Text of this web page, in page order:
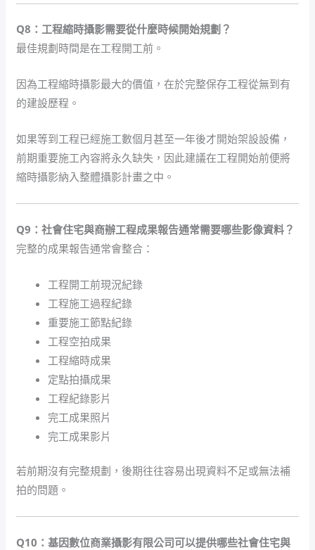
Q8：工程縮時攝影需要從什麼時候開始規劃？
最佳規劃時間是在工程開工前。
因為工程縮時攝影最大的價值，在於完整保存工程從無到有
的建設歷程。
如果等到工程已經施工數個月甚至一年後才開始架設設備，
前期重要施工內容將永久缺失，因此建議在工程開始前便將
縮時攝影納入整體攝影計畫之中。
Q9：社會住宅與商辦工程成果報告通常需要哪些影像資料？
完整的成果報告通常會整合：
工程開工前現況紀錄
工程施工過程紀錄
重要施工節點紀錄
工程空拍成果
工程縮時成果
定點拍攝成果
工程紀錄影片
完工成果照片
完工成果影片
若前期沒有完整規劃，後期往往容易出現資料不足或無法補
拍的問題。
Q10：基因數位商業攝影有限公司可以提供哪些社會住宅與